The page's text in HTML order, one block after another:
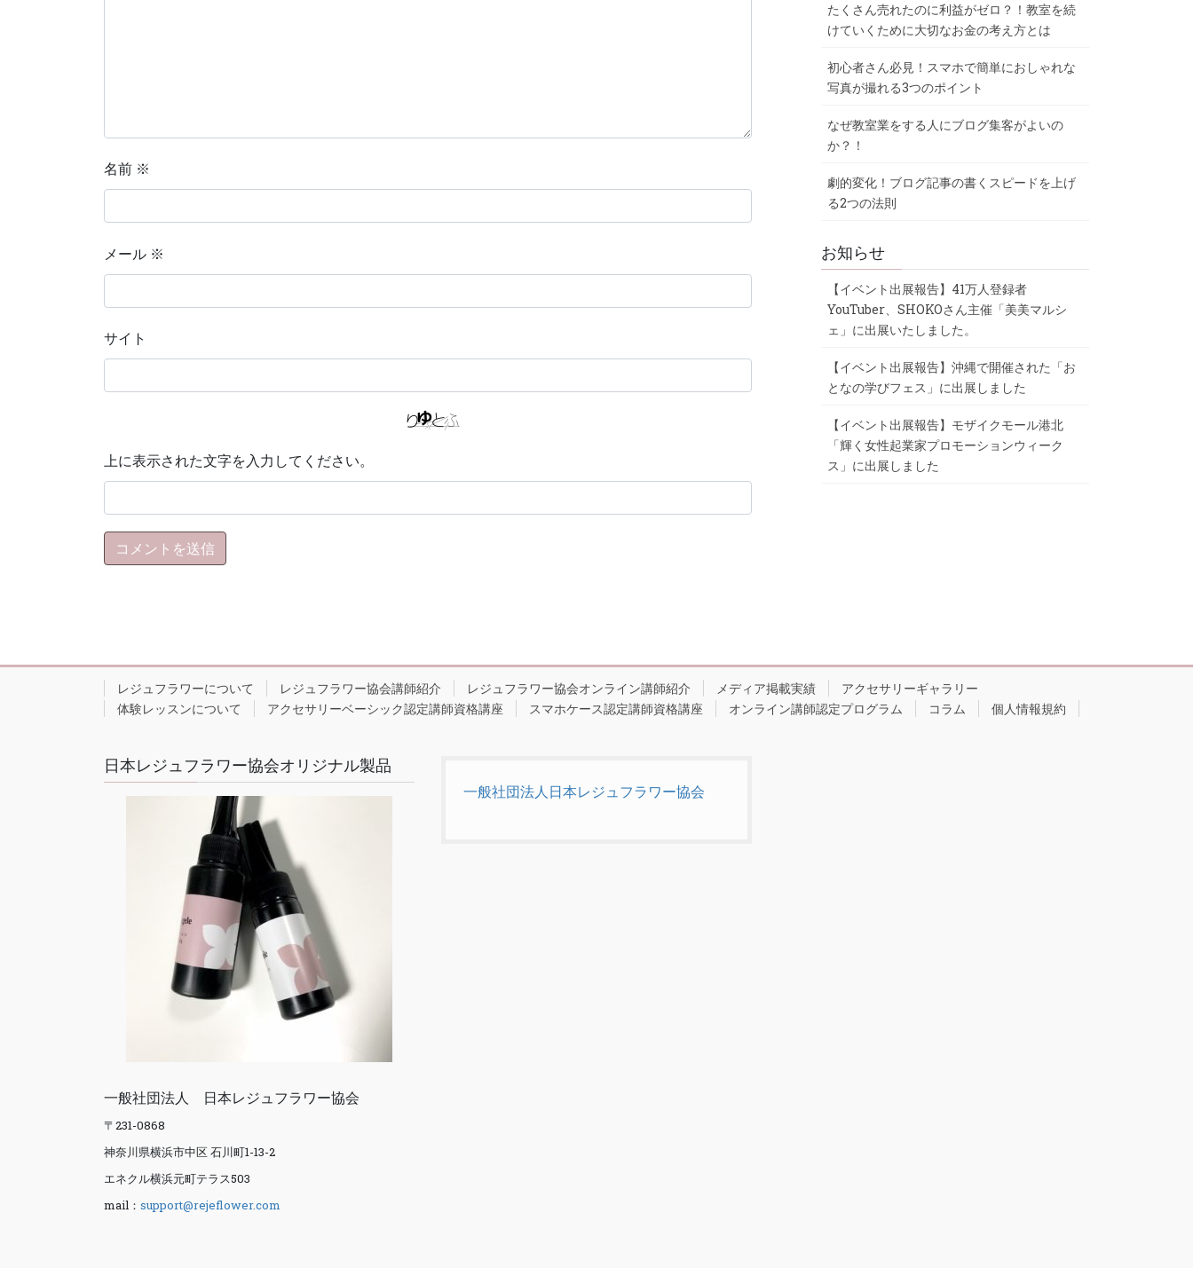
名前 ※
メール ※
サイト
上に表示された文字を入力してください。
たくさん売れたのに利益がゼロ？！教室を続
けていくために大切なお金の考え方とは
初心者さん必見！スマホで簡単におしゃれな
写真が撮れる3つのポイント
なぜ教室業をする人にブログ集客がよいの
か？！
劇的変化！ブログ記事の書くスピードを上げ
る2つの法則
お知らせ
【イベント出展報告】41万人登録者
YouTuber、SHOKOさん主催「美美マルシ
ェ」に出展いたしました。
【イベント出展報告】沖縄で開催された「お
となの学びフェス」に出展しました
【イベント出展報告】モザイクモール港北
「輝く女性起業家プロモーションウィーク
ス」に出展しました
レジュフラワーについて レジュフラワー協会講師紹介 レジュフラワー協会オンライン講師紹介 メディア掲載実績
アクセサリーギャラリー
体験レッスンについて
アクセサリーベーシック認定講師資格講座 スマホケース認定講師資格講座 オンライン講師認定プログラム コラム 個人情報規約
日本レジュフラワー協会オリジナル製品
一般社団法人 日本レジュフラワー協会
〒231-0868
神奈川県横浜市中区 石川町1-13-2
エネクル横浜元町テラス503
mail： support@rejeflower.com
一般社団法人日本レジュフラワー協会